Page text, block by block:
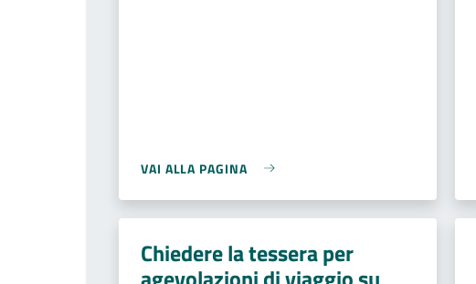
VAI ALLA PAGINA
Chiedere la tessera per